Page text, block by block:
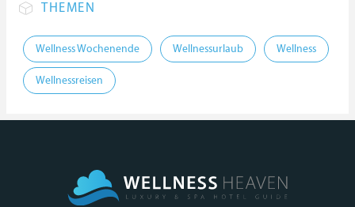
THEMEN
Wellness Wochenende Wellnessurlaub Wellness
Wellnessreisen